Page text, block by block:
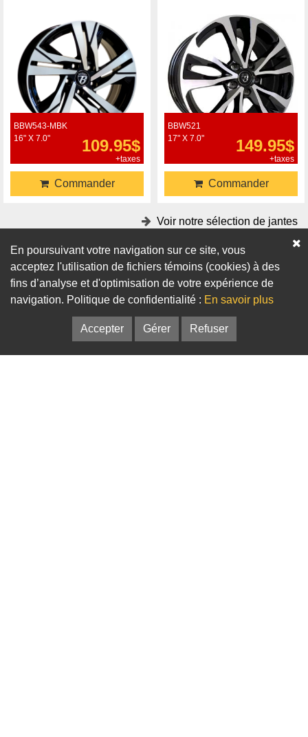
BBW543-MBK
16" X 7.0"
109.95$
+taxes
Commander
BBW521
17" X 7.0"
149.95$
+taxes
Commander
Voir notre sélection de jantes
Accessoires
Adaptateurs Bagues de centrage
En poursuivant votre navigation sur ce site, vous
acceptez l'utilisation de fichiers témoins (cookies) à des
fins d’analyse et d'optimisation de votre expérience de
navigation. Politique de confidentialité : En savoir plus
Accepter Gérer Refuser